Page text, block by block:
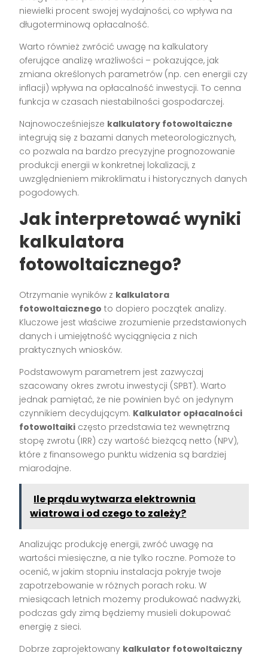
niewielki procent swojej wydajności, co wpływa na
długoterminową opłacalność.
Warto również zwrócić uwagę na kalkulatory
oferujące analizę wrażliwości – pokazujące, jak
zmiana określonych parametrów (np. cen energii czy
inflacji) wpływa na opłacalność inwestycji. To cenna
funkcja w czasach niestabilności gospodarczej.
Najnowocześniejsze kalkulatory fotowoltaiczne
integrują się z bazami danych meteorologicznych,
co pozwala na bardzo precyzyjne prognozowanie
produkcji energii w konkretnej lokalizacji, z
uwzględnieniem mikroklimatu i historycznych danych
pogodowych.
Jak interpretować wyniki
kalkulatora
fotowoltaicznego?
Otrzymanie wyników z kalkulatora
fotowoltaicznego to dopiero początek analizy.
Kluczowe jest właściwe zrozumienie przedstawionych
danych i umiejętność wyciągnięcia z nich
praktycznych wniosków.
Podstawowym parametrem jest zazwyczaj
szacowany okres zwrotu inwestycji (SPBT). Warto
jednak pamiętać, że nie powinien być on jedynym
czynnikiem decydującym. Kalkulator opłacalności
fotowoltaiki często przedstawia też wewnętrzną
stopę zwrotu (IRR) czy wartość bieżącą netto (NPV),
które z finansowego punktu widzenia są bardziej
miarodajne.
Ile prądu wytwarza elektrownia
wiatrowa i od czego to zależy?
Analizując produkcję energii, zwróć uwagę na
wartości miesięczne, a nie tylko roczne. Pomoże to
ocenić, w jakim stopniu instalacja pokryje twoje
zapotrzebowanie w różnych porach roku. W
miesiącach letnich możemy produkować nadwyżki,
podczas gdy zimą będziemy musieli dokupować
energię z sieci.
Dobrze zaprojektowany kalkulator fotowoltaiczny